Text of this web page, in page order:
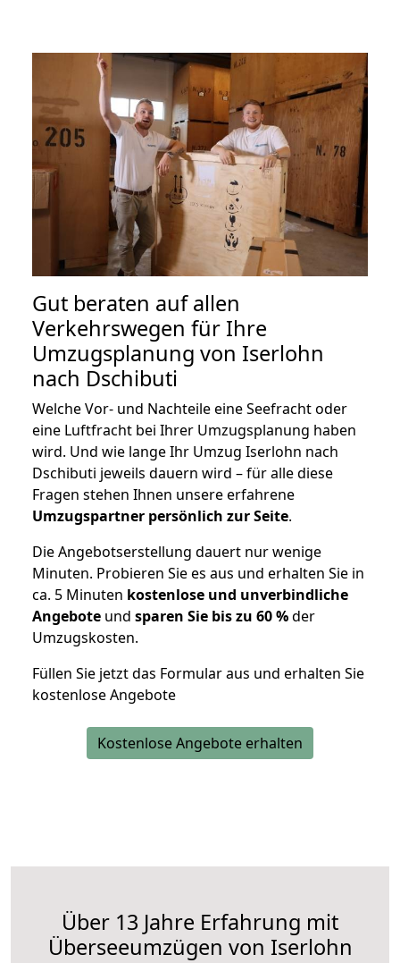
Gut beraten auf allen
Verkehrswegen für Ihre
Umzugsplanung von Iserlohn
nach Dschibuti
Welche Vor- und Nachteile eine Seefracht oder
eine Luftfracht bei Ihrer Umzugsplanung haben
wird. Und wie lange Ihr Umzug Iserlohn nach
Dschibuti jeweils dauern wird – für alle diese
Fragen stehen Ihnen unsere erfahrene
Umzugspartner persönlich zur Seite.
Die Angebotserstellung dauert nur wenige
Minuten. Probieren Sie es aus und erhalten Sie in
ca. 5 Minuten kostenlose und unverbindliche
Angebote und sparen Sie bis zu 60 %der
Umzugskosten.
Füllen Sie jetzt das Formular aus und erhalten Sie
kostenlose Angebote
Kostenlose Angebote erhalten
Über 13 Jahre Erfahrung mit
Überseeumzügen von Iserlohn